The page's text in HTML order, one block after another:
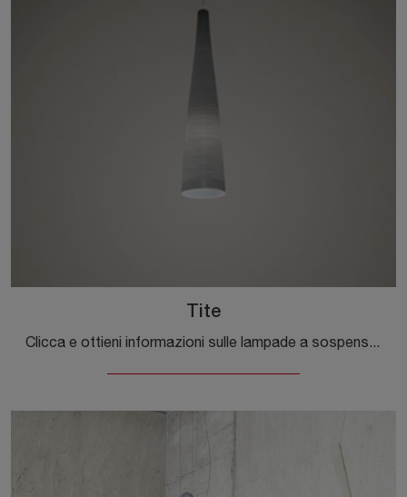
Tite
Clicca e ottieni informazioni sulle lampade a sospensione di Foscarini: il modello Tite in plastica ti sta aspettando!